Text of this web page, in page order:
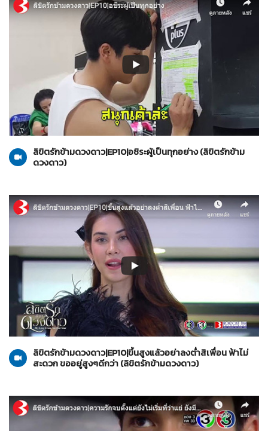
22-10-2562
ลิขิตรักข้ามดวงดาว
ลิขิตรักข้ามดวงดาว|EP10|อชิระผู้เป็นทุกอย่าง (ลิขิตรักข้าม
ดวงดาว)
22-10-2562
ลิขิตรักข้ามดวงดาว
ลิขิตรักข้ามดวงดาว|EP10|ขึ้นสูงแล้วอย่าลงต่ำสิเพื่อน ฟ้าไม่
สะดวก ขออยู่สูงๆดีกว่า (ลิขิตรักข้ามดวงดาว)